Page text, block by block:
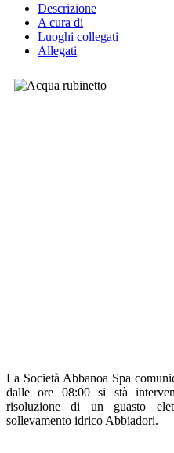
Descrizione
A cura di
Luoghi collegati
Allegati
La Società Abbanoa Spa
dalle ore 08:00 si stà
risoluzione di un guasto
sollevamento idrico Abbiadori.